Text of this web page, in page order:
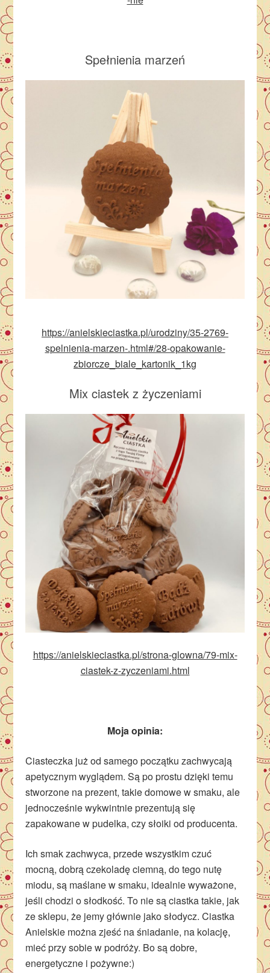
Spełnienia marzeń
https://anielskieciastka.pl/urodziny/35-2769-
spelnienia-marzen-.html#/28-opakowanie-
zbiorcze_biale_kartonik_1kg
Mix ciastek z życzeniami
https://anielskieciastka.pl/strona-glowna/79-mix-
ciastek-z-zyczeniami.html
Moja opinia:
Ciasteczka już od samego początku zachwycają
apetycznym wyglądem. Są po prostu dzięki temu
stworzone na prezent, takie domowe w smaku, ale
jednocześnie wykwintnie prezentują się
zapakowane w pudelka, czy słoiki od producenta.
Ich smak zachwyca, przede wszystkim czuć
mocną, dobrą czekoladę ciemną, do tego nutę
miodu, są maślane w smaku, idealnie wyważone,
jeśli chodzi o słodkość. To nie są ciastka takie, jak
ze sklepu, że jemy głównie jako słodycz. Ciastka
Anielskie można zjeść na śniadanie, na kolację,
mieć przy sobie w podróży. Bo są dobre,
energetyczne i pożywne:)